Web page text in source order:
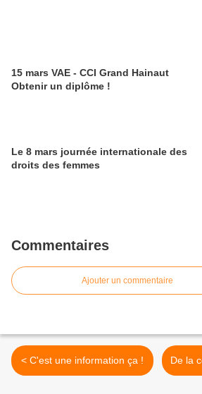
15 mars VAE - CCI Grand Hainaut
Obtenir un diplôme !
Le 8 mars journée internationale des
droits des femmes
Commentaires
Ajouter un commentaire
< C'est une information ça !